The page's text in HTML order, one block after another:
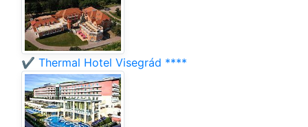
✔️ Thermal Hotel Visegrád ****